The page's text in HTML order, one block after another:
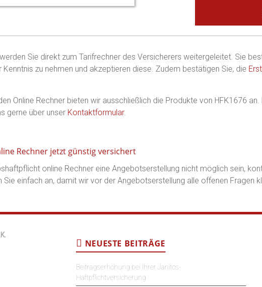
werden Sie direkt zum Tarifrechner des Versicherers weitergeleitet. Sie
Kenntnis zu nehmen und akzeptieren diese. Zudem bestätigen Sie, die
Online Rechner bieten wir ausschließlich die Produkte von HFK1676
gerne über unser Kontaktformular.
Rechner jetzt günstig versichert
online Rechner eine Angebotserstellung nicht möglich sein,
Sie einfach an, damit wir vor der Angebotserstellung alle offenen Fragen
NEUESTE BEITRÄGE
Beitragserhöhung bei Ihrer Janitos-
Haftpflichtversicherung